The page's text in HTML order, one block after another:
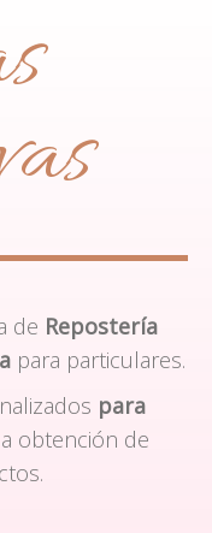
de Repostería
para particulares.
para
obtención de